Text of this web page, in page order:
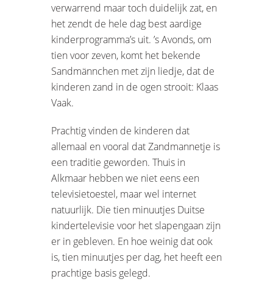
verwarrend maar toch duidelijk zat, en
het zendt de hele dag best aardige
kinderprogramma’s uit. ’s Avonds, om
tien voor zeven, komt het bekende
Sandmännchen met zijn liedje, dat de
kinderen zand in de ogen strooit: Klaas
Vaak.
Prachtig vinden de kinderen dat
allemaal en vooral dat Zandmannetje is
een traditie geworden. Thuis in
Alkmaar hebben we niet eens een
televisietoestel, maar wel internet
natuurlijk. Die tien minuutjes Duitse
kindertelevisie voor het slapengaan zijn
er in gebleven. En hoe weinig dat ook
is, tien minuutjes per dag, het heeft een
prachtige basis gelegd.